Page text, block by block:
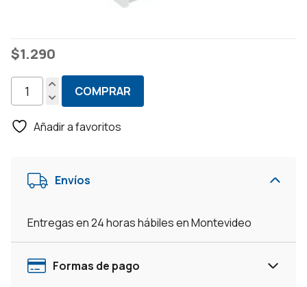
$1.290
Mesa
Luz
Dormitorio
cantidad
COMPRAR
Añadir a favoritos
Envíos
Entregas en 24 horas hábiles en Montevideo
Formas de pago